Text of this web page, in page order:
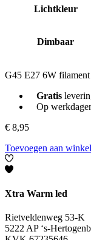
Lichtkleur
Dimbaar
G45 E27 6W
Gratis
Op
€ 8,95
Toevoegen aan
Xtra Warm led
Rietveldenweg 53-K
5222 AP ‘s-